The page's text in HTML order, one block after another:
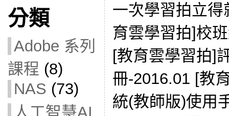
分類
Adobe 系列
課程 (8)
NAS (73)
人工智慧AI
一次學習拍立
育雲學習拍]校
[教育雲學習拍]
冊-2016.01 [教
統(教師版)使用